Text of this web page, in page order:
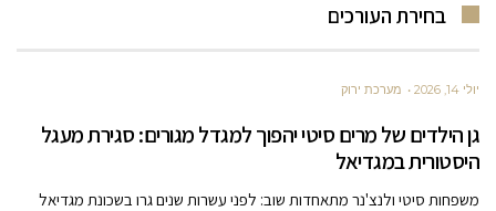
בחירת העורכים
יולי 14, 2026 מערכת ירוק
גן הילדים של מרים סיטי יהפוך למגדל מגורים: סגירת מעגל
היסטורית במגדיאל
משפחות סיטי ולנצ'נר מתאחדות שוב: לפני עשרות שנים גרו בשכונת מגדיאל